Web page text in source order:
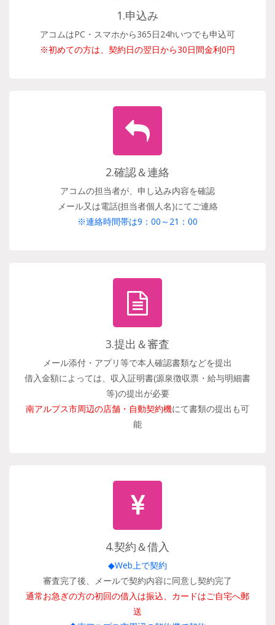
1.申込み
アコムはPC・スマホから365日24hいつでも申込可
※初めての方は、契約日の翌日から30日間金利0円
2.確認＆連絡
アコムの担当者が、申し込み内容を確認
メール又は電話(担当者個人名)にてご連絡
※連絡時間帯は9：00～21：00
3.提出＆審査
メール添付・アプリ等で本人確認書類などを提出
借入金額によっては、収入証明書(源泉徴収票・給与明細書
等)の提出が必要
南アルプス市周辺の店舗・自動契約機にて書類の提出も可
能
4.契約＆借入
◆Web上で契約
審査完了後、メールで契約内容に同意し契約完了
通常お急ぎの方の初回の借入は振込、カードはご自宅へ郵
送